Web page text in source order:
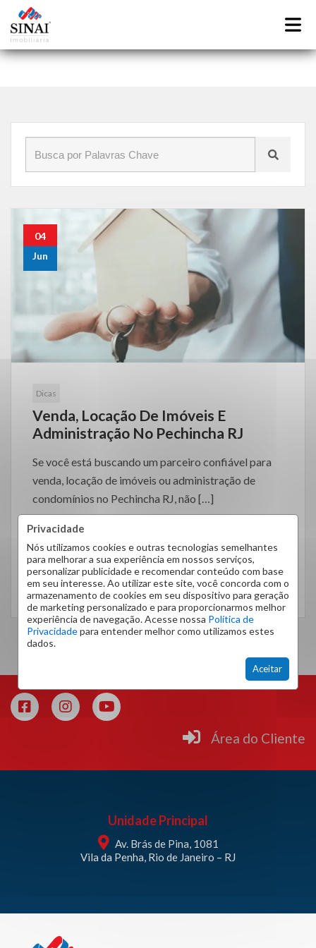
Início» Blog
Privacidade
Nós utilizamos cookies e outras tecnologias semelhantes
para melhorar a sua experiência em nossos serviços,
personalizar publicidade e recomendar conteúdo com base
em seu interesse. Ao utilizar este site, você concorda com o
armazenamento de cookies em seu dispositivo para geração
de marketing personalizado e para proporcionarmos melhor
experiência de navegação. Acesse nossa Política de
Privacidadepara entender melhor como utilizamos estes
dados.
Aceitar
04
Jun
Dicas
Venda, Locação De Imóveis E
Administração No Pechincha RJ
Se você está buscando um parceiro confiável para
venda, locação de imóveis ou administração de
condomínios no Pechincha RJ, não […]
LEIA MAIS
Área do Cliente
Unidade Principal
Av. Brás de Pina, 1081
Vila da Penha, Rio de Janeiro – RJ